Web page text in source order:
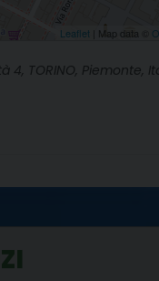
Leaflet | Map data ©
4, TORINO, Piemonte,